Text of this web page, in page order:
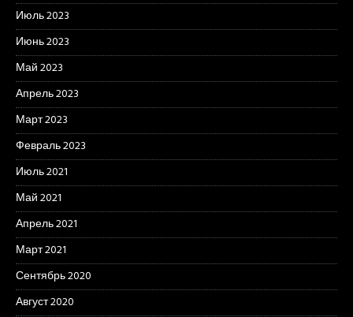
Июль 2023
Июнь 2023
Май 2023
Апрель 2023
Март 2023
Февраль 2023
Июль 2021
Май 2021
Апрель 2021
Март 2021
Сентябрь 2020
Август 2020